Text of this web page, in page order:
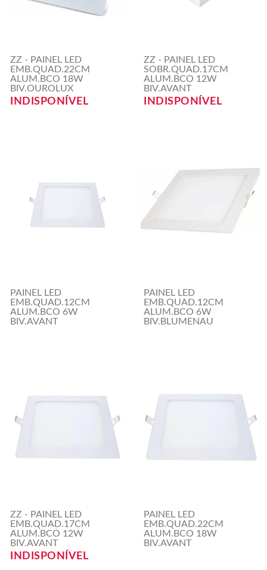
ZZ - PAINEL LED
EMB.QUAD.22CM
ALUM.BCO 18W
BIV.OUROLUX
INDISPONÍVEL
ZZ - PAINEL LED
SOBR.QUAD.17CM
ALUM.BCO 12W
BIV.AVANT
INDISPONÍVEL
PAINEL LED
EMB.QUAD.12CM
ALUM.BCO 6W
BIV.AVANT
PAINEL LED
EMB.QUAD.12CM
ALUM.BCO 6W
BIV.BLUMENAU
ZZ - PAINEL LED
EMB.QUAD.17CM
ALUM.BCO 12W
BIV.AVANT
INDISPONÍVEL
PAINEL LED
EMB.QUAD.22CM
ALUM.BCO 18W
BIV.AVANT